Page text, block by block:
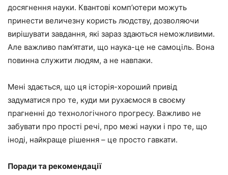
досягнення науки. Квантові комп’ютери можуть
принести величезну користь людству, дозволяючи
вирішувати завдання, які зараз здаються неможливими.
Але важливо пам’ятати, що наука-це не самоціль. Вона
повинна служити людям, а не навпаки.
Мені здається, що ця історія-хороший привід
задуматися про те, куди ми рухаємося в своєму
прагненні до технологічного прогресу. Важливо не
забувати про прості речі, про межі науки і про те, що
іноді, найкраще рішення – це просто гавкати.
Поради та рекомендації